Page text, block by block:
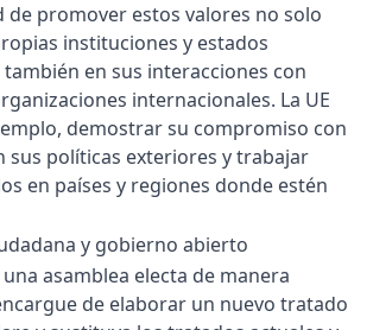
de promover estos valores no solo
instituciones y estados
en sus interacciones con
internacionales. La UE
demostrar su compromiso con
sus políticas exteriores y trabajar
en países y regiones donde estén
y gobierno abierto
asamblea electa de manera
de elaborar un nuevo tratado